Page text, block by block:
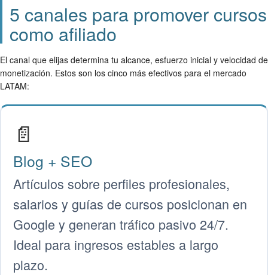
5 canales para promover cursos
como afiliado
El canal que elijas determina tu alcance, esfuerzo inicial y velocidad de
monetización. Estos son los cinco más efectivos para el mercado
LATAM:
📄
Blog + SEO
Artículos sobre perfiles profesionales,
salarios y guías de cursos posicionan en
Google y generan tráfico pasivo 24/7.
Ideal para ingresos estables a largo
plazo.